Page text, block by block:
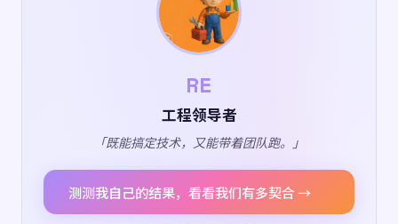
RE
工程领导者
「既能搞定技术，又能带着团队跑。」
测测我自己的结果，看看我们有多契合 →